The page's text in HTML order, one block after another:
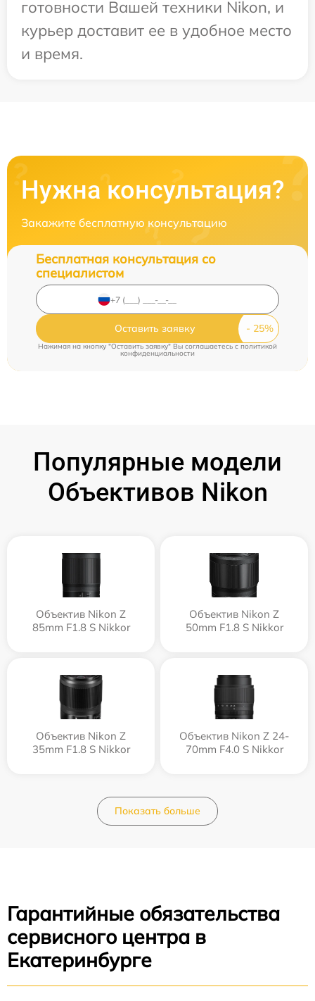
готовности Вашей техники Nikon, и
курьер доставит ее в удобное место
и время.
Нужна консультация?
Закажите бесплатную консультацию
Бесплатная консультация со
специалистом
Оставить заявку
Нажимая на кнопку "Оставить заявку" Вы соглашаетесь c политикой
конфиденциальности
Популярные модели
Объективов Nikon
Объектив Nikon Z
85mm F1.8 S Nikkor
Объектив Nikon Z
50mm F1.8 S Nikkor
Объектив Nikon Z
35mm F1.8 S Nikkor
Объектив Nikon Z 24-
70mm F4.0 S Nikkor
Показать больше
Гарантийные обязательства
сервисного центра в
Екатеринбурге